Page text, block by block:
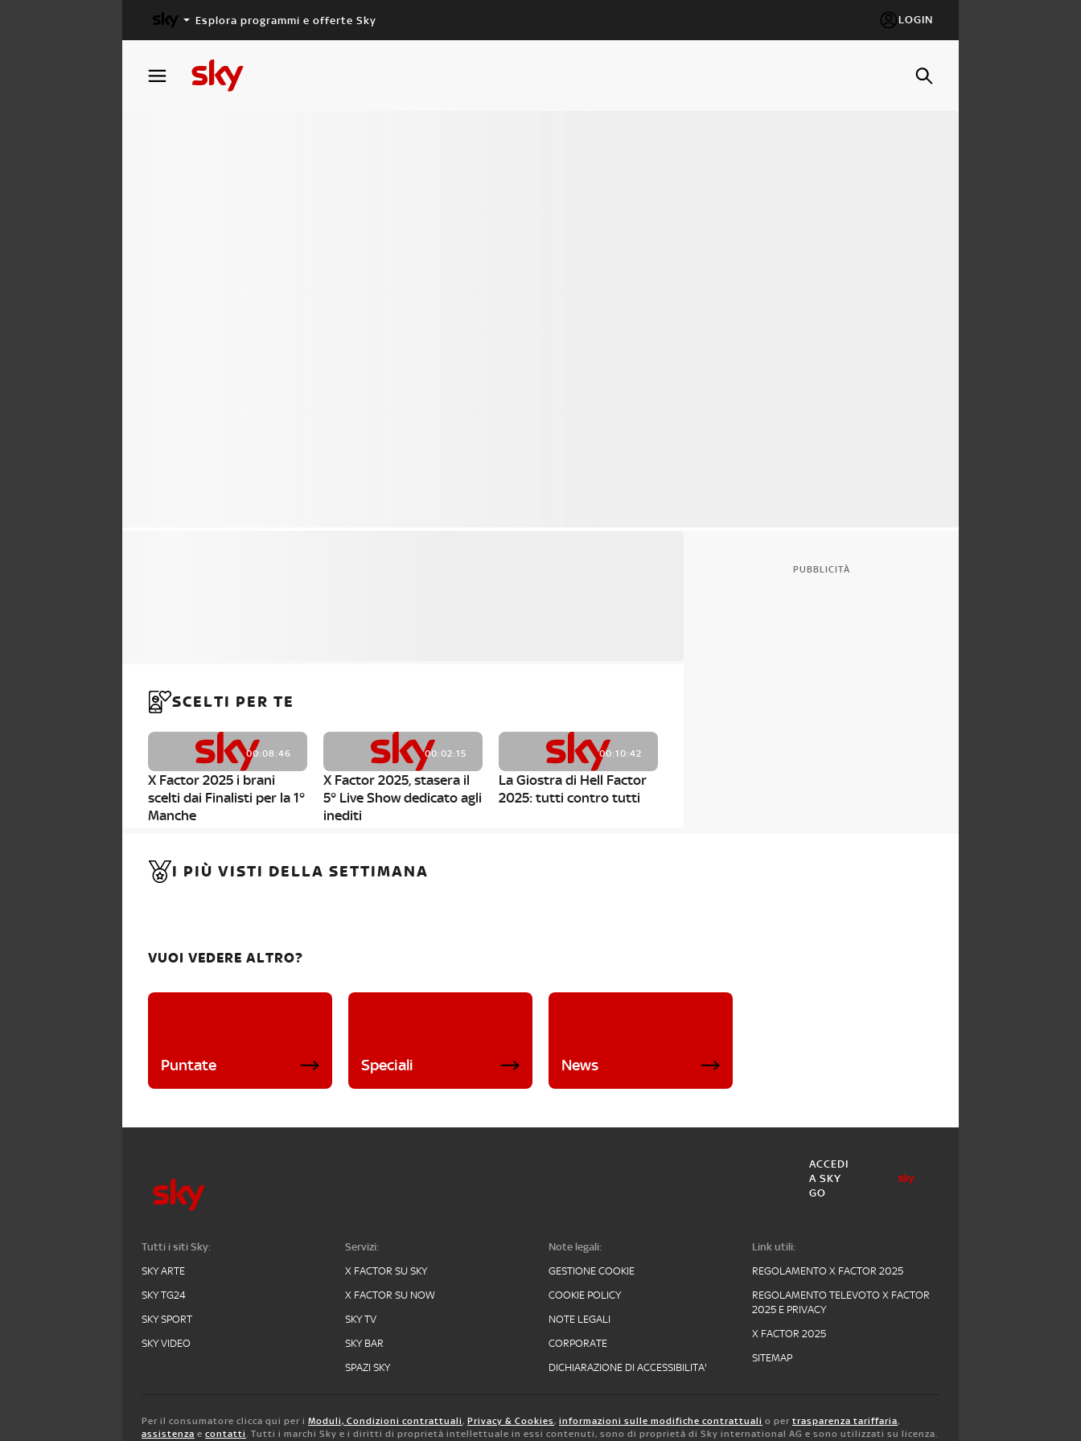
Esplora programmi e offerte Sky LOGIN
SCELTI PER TE
00:08:46
X Factor 2025 i brani
scelti dai Finalisti per la 1°
Manche
00:02:15
X Factor 2025, stasera il
5° Live Show dedicato agli
inediti
00:10:42
La Giostra di Hell Factor
2025: tutti contro tutti
PUBBLICITÀ
I PIÙ VISTI DELLA SETTIMANA
VUOI VEDERE ALTRO?
Puntate Speciali News
ACCEDI
A SKY
GO
Tutti i siti Sky:
SKY ARTE
SKY TG24
SKY SPORT
SKY VIDEO
Servizi:
X FACTOR SU SKY
X FACTOR SU NOW
SKY TV
SKY BAR
SPAZI SKY
Note legali:
GESTIONE COOKIE
COOKIE POLICY
NOTE LEGALI
CORPORATE
DICHIARAZIONE DI ACCESSIBILITA'
Link utili:
REGOLAMENTO X FACTOR 2025
REGOLAMENTO TELEVOTO X FACTOR
2025 E PRIVACY
X FACTOR 2025
SITEMAP
Per il consumatore clicca qui per i Moduli, Condizioni contrattuali, Privacy & Cookies, informazioni sulle modifiche contrattuali o per trasparenza tariffaria,
assistenza e contatti. Tutti i marchi Sky e i diritti di proprietà intellettuale in essi contenuti, sono di proprietà di Sky international AG e sono utilizzati su licenza.